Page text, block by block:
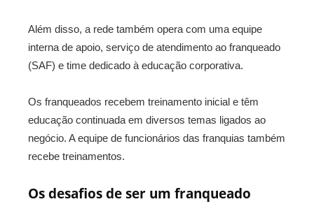
Além disso, a rede também opera com uma equipe
interna de apoio, serviço de atendimento ao franqueado
(SAF) e time dedicado à educação corporativa.
Os franqueados recebem treinamento inicial e têm
educação continuada em diversos temas ligados ao
negócio. A equipe de funcionários das franquias também
recebe treinamentos.
Os desafios de ser um franqueado